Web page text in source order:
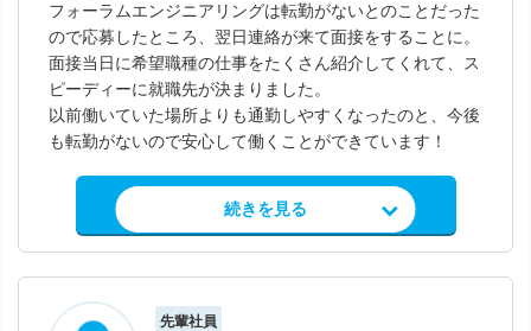
フォーラムエンジニアリングは転勤がないとのことだった
ので応募したところ、翌日連絡が来て面接をすることに。
面接当日に希望職種の仕事をたくさん紹介してくれて、ス
ピーディーに就職先が決まりました。
以前働いていた場所よりも通勤しやすくなったのと、今後
も転勤がないので安心して働くことができています！
求人情報を見る
続きを見る
先輩社員